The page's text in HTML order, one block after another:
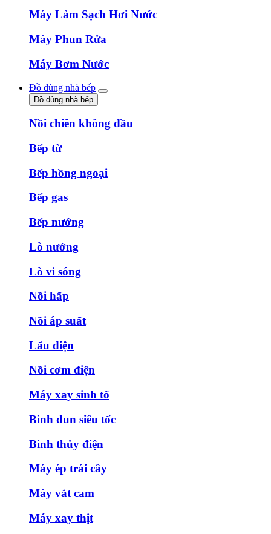
Máy Làm Sạch Hơi Nước
Máy Phun Rửa
Máy Bơm Nước
Đồ dùng nhà bếp
Đồ dùng nhà bếp
Nồi chiên không dầu
Bếp từ
Bếp hồng ngoại
Bếp gas
Bếp nướng
Lò nướng
Lò vi sóng
Nồi hấp
Nồi áp suất
Lẩu điện
Nồi cơm điện
Máy xay sinh tố
Bình đun siêu tốc
Bình thủy điện
Máy ép trái cây
Máy vắt cam
Máy xay thịt